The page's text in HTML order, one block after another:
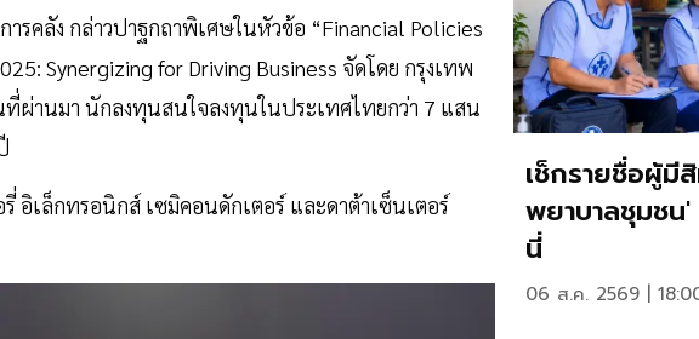
รคลัง กล่าวปาฐกถาพิเศษในหัวข้อ “Financial Policies
Synergizing for Driving Business จัดโดย กรุงเทพ
ที่ผ่านมา นักลงทุนสนใจลงทุนในประเทศไทยกว่า 7 แสน
อิเล็กทรอนิกส์ เซมิคอนดักเตอร์ และดาต้าเซ็นเตอร์
เช็กรายชื่อผู้มี
พยาบาลชุมชน
นี่
06 ส.ค. 2569 |